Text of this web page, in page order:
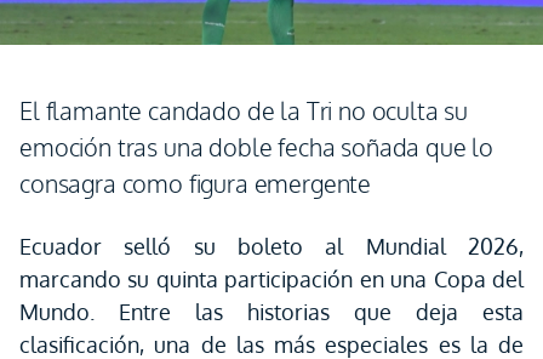
El flamante candado de la Tri no oculta su
emoción tras una doble fecha soñada que lo
consagra como figura emergente
Ecuador selló su boleto al Mundial 2026,
marcando su quinta participación en una Copa del
Mundo. Entre las historias que deja esta
clasificación, una de las más especiales es la de